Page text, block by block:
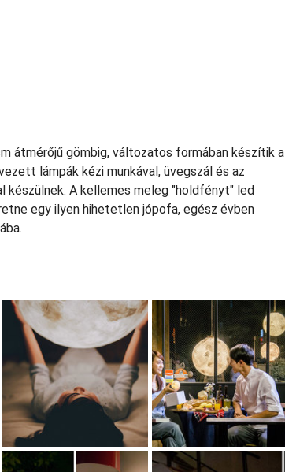
átmérőjű gömbig, változatos formában készítik a
lámpák kézi munkával, üvegszál és az
készülnek. A kellemes meleg "holdfényt" led
egy ilyen hihetetlen jópofa, egész évben